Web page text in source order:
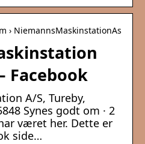
› NiemannsMaskinstationAs
Facebook
A/S, Tureby,
Synes godt om · 2
været her. Dette er
side…